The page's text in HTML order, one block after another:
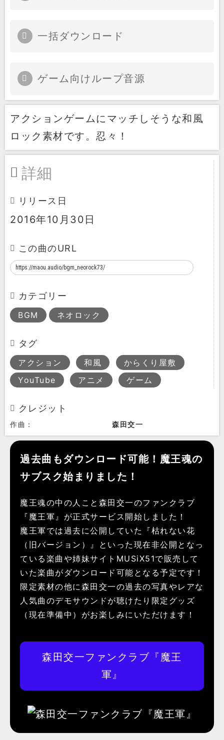
一括ダウンロード
ゲーム向けループ音源
アクションゲームにマッチしそうな和風
ロック素材です。忍々！
詳細
リリース日
2016年10月30日
この曲のURL
カテゴリー
BGM ネオロック
タグ
アクション 和風
からくり屋敷
YouTube
アニメ ゲーム
クレジット
作曲： 森田交一
過去曲もダウンロード可能！魔王魂の
サブスク始まりました！
魔王魂の中の人こと森田交一のファンクラブ
『魔王軍』が正式サービス開始しました！
魔王軍では過去に公開していた『枯れない花
（旧バージョン）』といった現在非公開となっ
ている楽曲や姉妹サイトMUSiX51で販売して
いた楽曲がダウンロード可能となる予定です！
限定素材の他に森田交一の過去の写真やレアな
人気曲のデモサウンドが聴けたり限定グッズ
（現在準備中）がお楽しみにいただけます！
森田交一ファンクラブ『魔王
軍』